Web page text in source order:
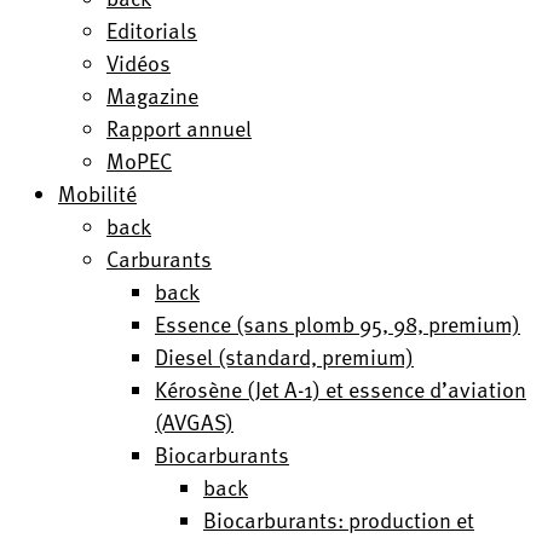
Editorials
Vidéos
Magazine
Rapport annuel
MoPEC
Mobilité
back
Carburants
back
Essence (sans plomb 95, 98, premium)
Diesel (standard, premium)
Kérosène (Jet A-1) et essence d’aviation
(AVGAS)
Biocarburants
back
Biocarburants: production et